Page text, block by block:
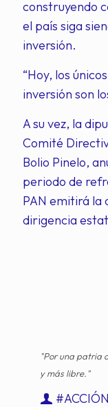
construyendo
el país siga
inversión.
“Hoy, los
inversión son
A su vez, la
Comité
Bolio Pinelo,
periodo de
PAN emitirá la
dirigencia
"Por una patria
y más libre."